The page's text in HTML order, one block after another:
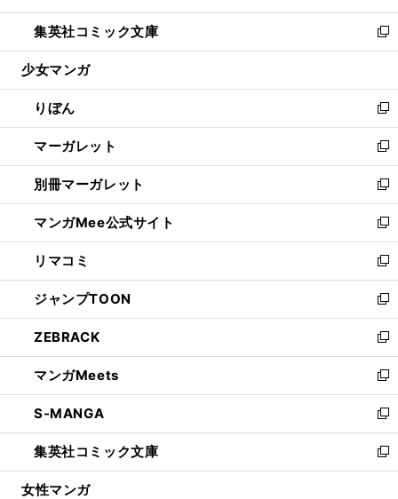
開
く
ウ
で
開
ン
ド
ウ
開
く
ウ
ィ
ン
ウ
で
開
く
し
い
ウ
ン
ド
ウ
で
開
く
集英社コミック文庫
新
し
ウ
ィ
ン
ド
ウ
で
開
く
少女マンガ
りぼん
新
し
い
ウ
ィ
ン
ド
ウ
で
開
く
マーガレット
新
し
い
ウ
ィ
ン
ド
ウ
で
開
く
別冊マーガレット
新
し
い
ウ
ィ
ン
ド
ウ
で
開
く
マンガMee公式サイト
新
し
い
ウ
ィ
ン
ド
ウ
で
開
く
リマコミ
新
し
い
ウ
ィ
ン
ド
ウ
で
開
く
ジャンプTOON
新
し
い
ウ
ィ
ン
ド
ウ
で
開
ZEBRACK
新
し
い
ウ
ィ
ン
ド
ウ
マンガMeets
新
し
い
ウ
ィ
ン
S-MANGA
新
し
い
ウ
集英社コミック文庫
新
し
女性マンガ